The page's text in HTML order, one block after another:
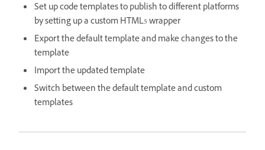
Set up code templates to publish to different platforms
by setting up a custom HTML5 wrapper
Export the default template and make changes to the
template
Import the updated template
Switch between the default template and custom
templates